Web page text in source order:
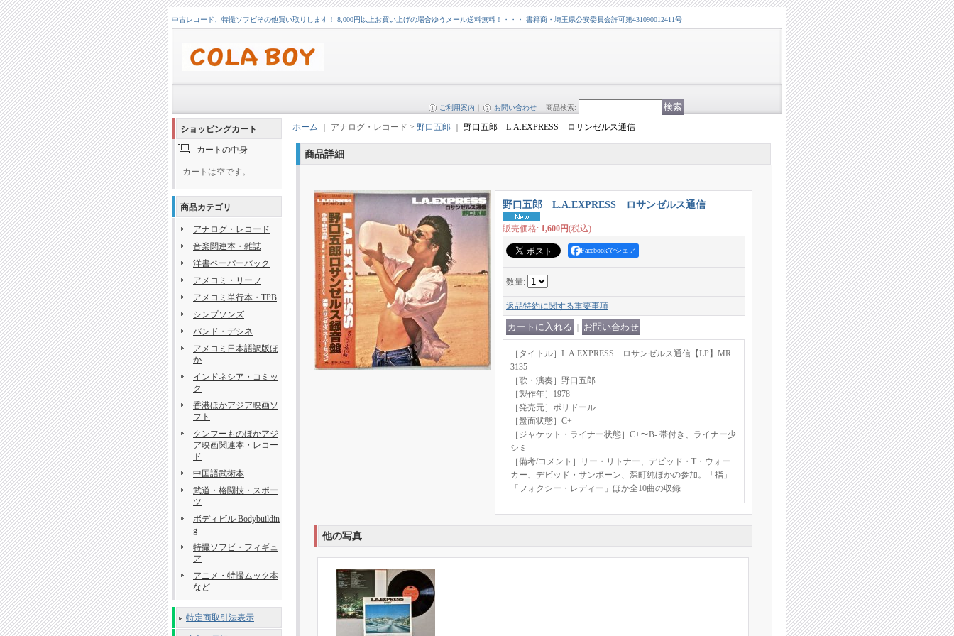
中古レコード、特撮ソフビその他買い取りします！ 8,000円以上お買い上げの場合ゆうメール送料無料！・・・ 書籍商・埼玉県公安委員会許可第431090012411号
ご利用案内 お問い合わせ 商品検索:
ショッピングカート
カートの中身
カートは空です。
商品カテゴリ
アナログ・レコード
音楽関連本・雑誌
洋書ペーパーバック
アメコミ・リーフ
アメコミ単行本・TPB
シンプソンズ
バンド・デシネ
アメコミ日本語訳版ほ
か
インドネシア・コミッ
ク
香港ほかアジア映画ソ
フト
クンフーものほかアジ
ア映画関連本・レコー
ド
中国語武術本
武道・格闘技・スポー
ツ
ボディビル Bodybuildin
g
特撮ソフビ・フィギュ
ア
アニメ・特撮ムック本
など
特定商取引法表示
ホーム ｜ アナログ・レコード > 野口五郎 野口五郎 L.A.EXPRESS ロサンゼルス通信
商品詳細
野口五郎 L.A.EXPRESS ロサンゼルス通信
販売価格: 1,600円(税込)
Facebookでシェア
数量:
返品特約に関する重要事項
［タイトル］L.A.EXPRESS ロサンゼルス通信【LP】MR
3135
［歌・演奏］野口五郎
［製作年］1978
［発売元］ポリドール
［盤面状態］C+
［ジャケット・ライナー状態］C+〜B- 帯付き、ライナー少
シミ
［備考/コメント］リー・リトナー、デビッド・T・ウォー
カー、デビッド・サンボーン、深町純ほかの参加。「指」
「フォクシー・レディー」ほか全10曲の収録
他の写真